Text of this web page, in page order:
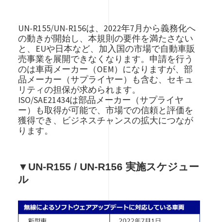
UN-R155/UN-R156は、2022年7月から義務化へ
の動きが開始し、本規則の要件を満たさない
と、EUや日本など、加入国の市場で自動車販
売事業を展開できなくなります。申請を行う
のは車両メーカー（OEM）になりますが、部
品メーカー（サプライヤー）も含む、セキュ
リティの担保が求められます。
ISO/SAE21434は部品メーカー（サプライヤ
ー）も取得が可能で、市場での信頼と評価を
獲得でき、ビジネスチャンスの拡大につなが
ります。
▼UN-R155 / UN-R156 実施スケジュー
ル
Image